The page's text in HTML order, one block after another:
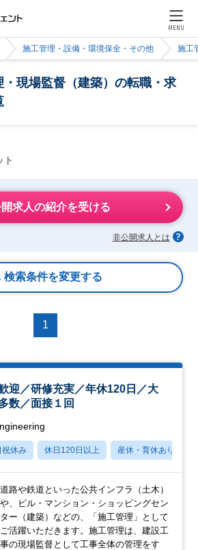
MENU
施工管理・設備・環境保全・その他 施工
現場監督（建築）の転職・求
ト
求人の紹介を受ける
非公開求人とは
検索条件を変更する
1
迎／研修充実／年休120日／大
数／面接１回
祝休み 休日120日以上 産休・育休あり
道路や鉄道といった公共インフラ（土木）
や、ビル・マンション・ショッピングセン
ター（建築）などの、「施工管理」として
ご活躍いただきます。施工管理は、建設工
事の現場監督として工事全体の管理をす